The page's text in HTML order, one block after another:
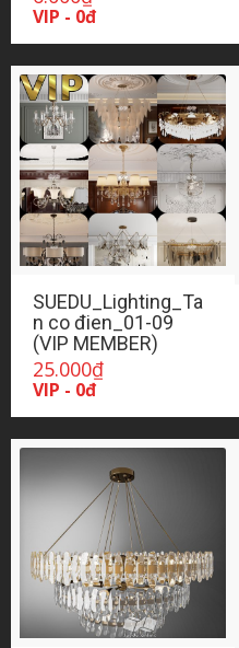
VIP - 0đ
SUEDU_Lighting_Ta
n co đien_01-09
(VIP MEMBER)
25.000₫
VIP - 0đ